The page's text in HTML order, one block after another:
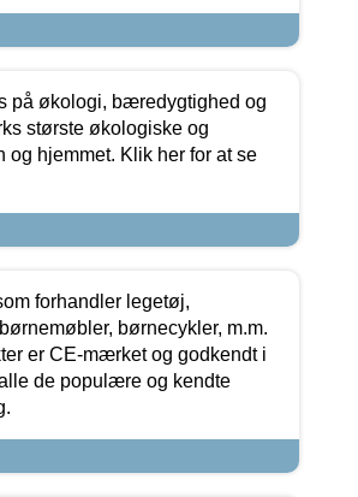
på økologi, bæredygtighed og
største økologiske og
og hjemmet. Klik her for at se
forhandler legetøj,
børnecykler, m.m.
er CE-mærket og godkendt i
de populære og kendte